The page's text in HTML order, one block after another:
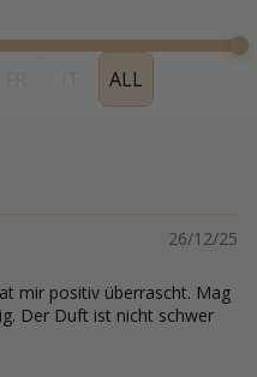
ALL
26/12/25
mir positiv überrascht. Mag
Der Duft ist nicht schwer